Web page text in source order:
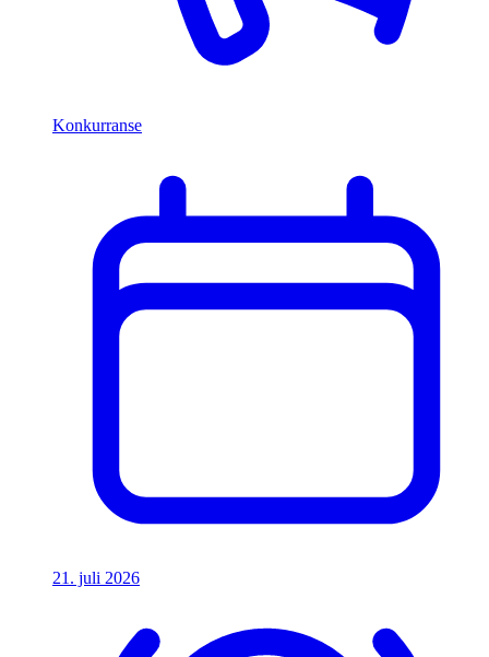
Konkurranse
21. juli 2026